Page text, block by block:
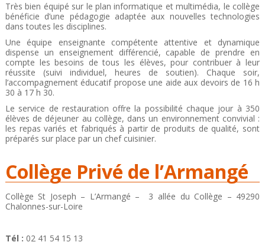
Très bien équipé sur le plan informatique et multimédia, le collège
bénéficie d’une pédagogie adaptée aux nouvelles technologies
dans toutes les disciplines.
Une équipe enseignante compétente attentive et dynamique
dispense un enseignement différencié, capable de prendre en
compte les besoins de tous les élèves, pour contribuer à leur
réussite (suivi individuel, heures de soutien). Chaque soir,
l’accompagnement éducatif propose une aide aux devoirs de 16 h
30 à 17 h 30.
Le service de restauration offre la possibilité chaque jour à 350
élèves de déjeuner au collège, dans un environnement convivial :
les repas variés et fabriqués à partir de produits de qualité, sont
préparés sur place par un chef cuisinier.
Collège Privé de l’Armangé
Collège St Joseph – L’Armangé – 3 allée du Collège – 49290
Chalonnes-sur-Loire
Tél : 02 41 54 15 13